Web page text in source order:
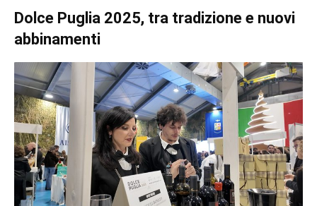
Dolce Puglia 2025, tra tradizione e nuovi
abbinamenti